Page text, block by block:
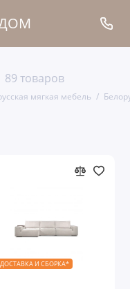
89 товаров
мягкая мебель
ДОСТАВКА И СБОРКА*